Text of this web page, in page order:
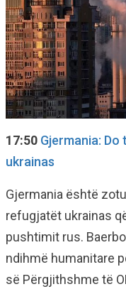
17:50 Gjermania:
ukrainas
Gjermania është
refugjatët ukrainas
pushtimit rus.
ndihmë humanitare
së Përgjithshme të